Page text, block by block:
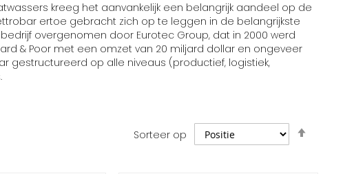
kreeg het aanvankelijk een belangrijk aandeel op de
ertoe gebracht zich op te leggen in de belangrijkste
overgenomen door Eurotec Group, dat in 2000 werd
& Poor met een omzet van 20 miljard dollar en ongeveer
gestructureerd op alle niveaus (productief, logistiek,
Sorteer op